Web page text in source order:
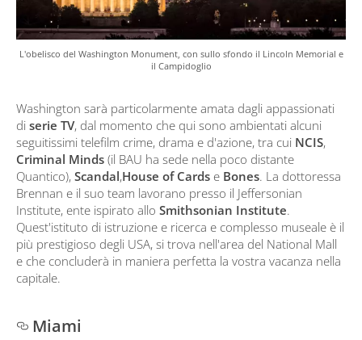
L'obelisco del Washington Monument, con sullo sfondo il Lincoln Memorial e
il Campidoglio
Washington sarà particolarmente amata dagli appassionati
di serie TV, dal momento che qui sono ambientati alcuni
seguitissimi telefilm crime, drama e d'azione, tra cui NCIS,
Criminal Minds (il BAU ha sede nella poco distante
Quantico), Scandal,House of Cards e Bones. La dottoressa
Brennan e il suo team lavorano presso il Jeffersonian
Institute, ente ispirato allo Smithsonian Institute.
Quest'istituto di istruzione e ricerca e complesso museale è il
più prestigioso degli USA, si trova nell'area del National Mall
e che concluderà in maniera perfetta la vostra vacanza nella
capitale.
Miami